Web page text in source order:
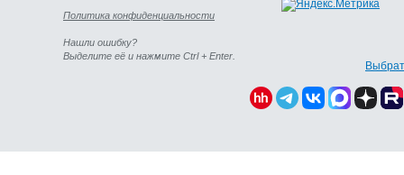
Политика конфиденциальности
Нашли ошибку?
Выделите её и нажмите Ctrl + Enter.